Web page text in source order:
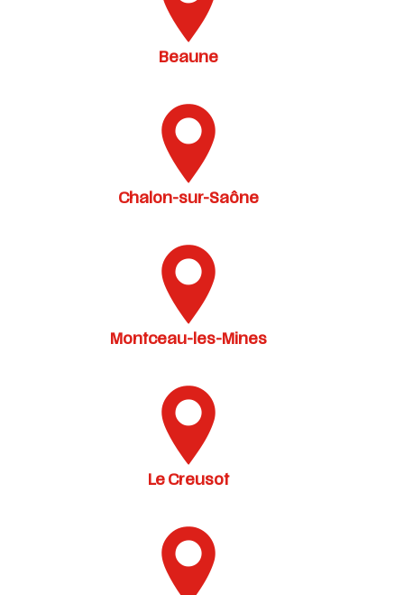
Beaune
Chalon-sur-Saône
Montceau-les-Mines
Le Creusot